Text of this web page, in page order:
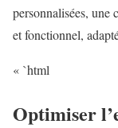
personnalisées, une
et fonctionnel,
« `html
Optimiser